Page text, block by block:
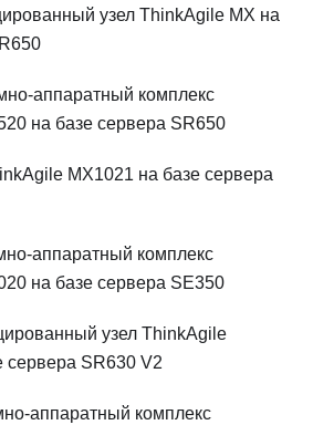
узел ThinkAgile MX на
аппаратный комплекс
на базе сервера SR650
MX1021 на базе сервера
аппаратный комплекс
на базе сервера SE350
узел ThinkAgile
сервера SR630 V2
аппаратный комплекс